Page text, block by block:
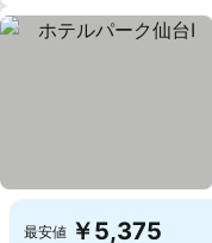
最安値 ￥5,375